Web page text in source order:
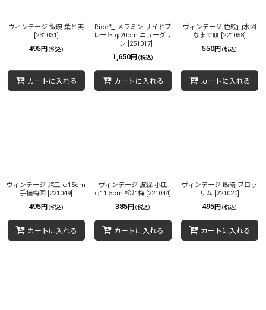
ヴィンテージ 飯碗 葉と実
[231031]
495円 (税込)
カートに入れる
Rice社 メラミン サイドプ
レート φ20cm ニューグリ
ーン [251017]
1,650円 (税込)
カートに入れる
ヴィンテージ 色絵山水図
なます皿 [221058]
550円 (税込)
カートに入れる
ヴィンテージ 深皿 φ15cm
手描梅図 [221049]
495円 (税込)
カートに入れる
ヴィンテージ 波縁 小皿
φ11.5cm 松と梅 [221044]
385円 (税込)
カートに入れる
ヴィンテージ 飯碗 ブロッ
サム [221020]
495円 (税込)
カートに入れる